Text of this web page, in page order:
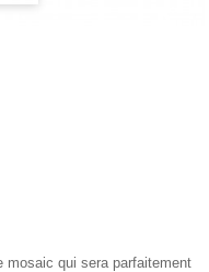
mosaic qui sera parfaitement